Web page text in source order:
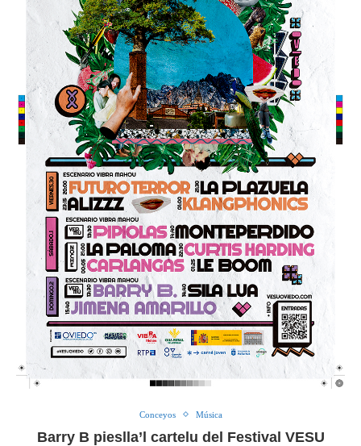
Conceyos Música
Barry B pieslla’l cartelu del Festival VESU